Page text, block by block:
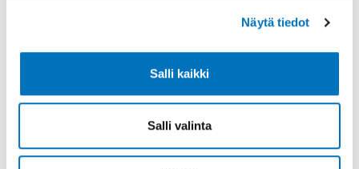
Näytä tiedot
Salli kaikki
Salli valinta
Vertaistuki